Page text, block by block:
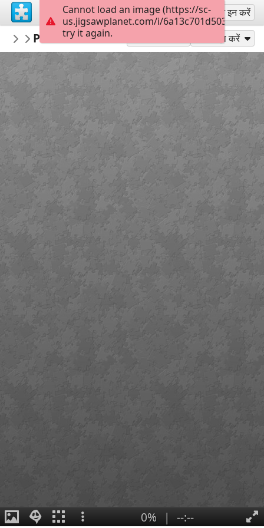
साइन अप साइन इन करें
LCDR1635
Military Aircraft
Panavia Tornado ECR साझा करें
0% | --:--
Cannot load an image (https://sc-
us.jigsawplanet.com/i/
try it again.